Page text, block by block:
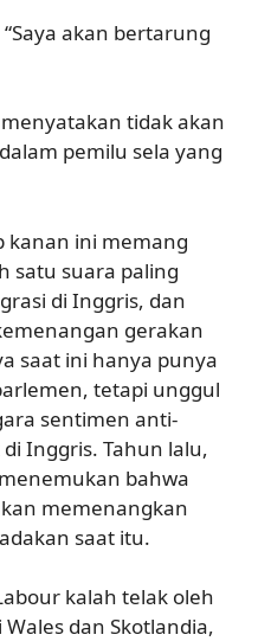
akan bertarung
tidak akan
pemilu sela yang
kanan ini memang
satu suara paling
di Inggris, dan
gerakan
saat ini hanya punya
tetapi unggul
sentimen anti-
Inggris. Tahun lalu,
bahwa
memenangkan
saat itu.
kalah telak oleh
dan Skotlandia,